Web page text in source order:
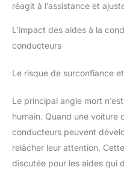
réagit à l’assistance et
L’impact des aides à la
conducteurs
Le risque de surconfiance
Le principal angle mort
humain. Quand une voiture
conducteurs peuvent
relâcher leur attention.
discutée pour les aides qui